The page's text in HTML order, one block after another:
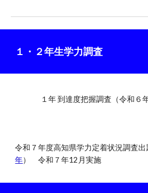
１・２年生学力調査
１ 年 到達度把握調査（令和６
令和７年度高知県学力定着状況調査出
年） 令和７年12月実施